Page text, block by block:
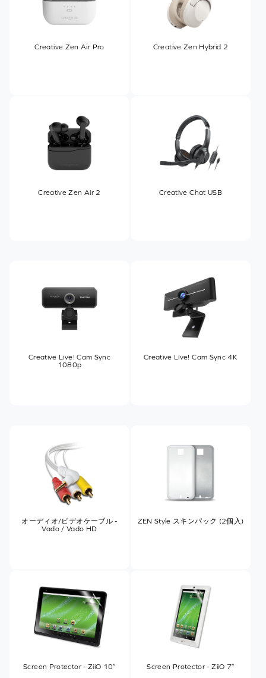
Creative Zen Air Pro Creative Zen Hybrid 2
Creative Zen Air 2 Creative Chat USB
Creative Live! Cam Sync
1080p
Creative Live! Cam Sync 4K
オーディオ/ビデオケーブル -
Vado / Vado HD
ZEN Style スキンパック (2個入)
Screen Protector - ZiiO 10″ Screen Protector - ZiiO 7″